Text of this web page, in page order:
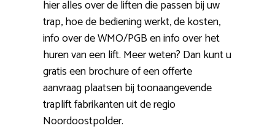
hier alles over de liften die passen bij uw
trap, hoe de bediening werkt, de kosten,
info over de WMO/PGB en info over het
huren van een lift. Meer weten? Dan kunt u
gratis een brochure of een offerte
aanvraag plaatsen bij toonaangevende
traplift fabrikanten uit de regio
Noordoostpolder.